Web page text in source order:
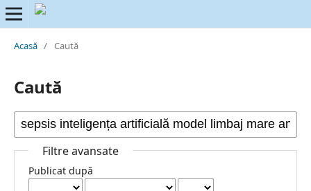
Acasă / Caută
Caută
Filtre avansate
Publicat după